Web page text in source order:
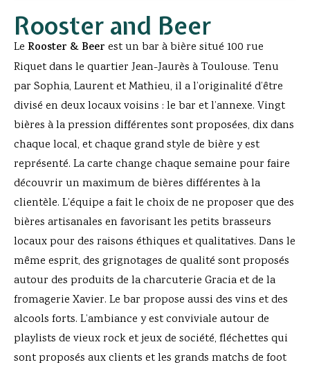
Rooster and Beer
Le Rooster & Beer est un bar à bière situé 100 rue
Riquet dans le quartier Jean-Jaurès à Toulouse. Tenu
par Sophia, Laurent et Mathieu, il a l’originalité d’être
divisé en deux locaux voisins : le bar et l’annexe. Vingt
bières à la pression différentes sont proposées, dix dans
chaque local, et chaque grand style de bière y est
représenté. La carte change chaque semaine pour faire
découvrir un maximum de bières différentes à la
clientèle. L’équipe a fait le choix de ne proposer que des
bières artisanales en favorisant les petits brasseurs
locaux pour des raisons éthiques et qualitatives. Dans le
même esprit, des grignotages de qualité sont proposés
autour des produits de la charcuterie Gracia et de la
fromagerie Xavier. Le bar propose aussi des vins et des
alcools forts. L’ambiance y est conviviale autour de
playlists de vieux rock et jeux de société, fléchettes qui
sont proposés aux clients et les grands matchs de foot